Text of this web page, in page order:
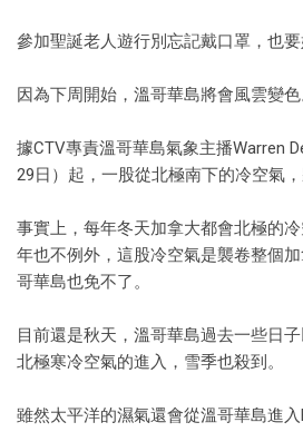
參加聖誕老人遊行別忘記戴口罩，也要
因為下周開始，溫哥華島將會風雲變色
據CTV專責溫哥華島氣象主播Warren
29日）起，一股從北極南下的冷空氣，
事實上，每年冬天加拿大都會北極的
年也不例外，這股冷空氣是襲卷整個
哥華島也免不了。
目前還是秋天，溫哥華島過去一些日
北極寒冷空氣的進入，雪季也殺到。
雖然太平洋的濕氣還會從溫哥華島進